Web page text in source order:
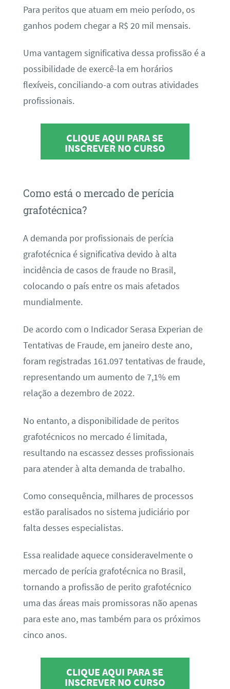
Para peritos que atuam em meio período, os
ganhos podem chegar a R$ 20 mil mensais.
Uma vantagem significativa dessa profissão é a
possibilidade de exercê-la em horários
flexíveis, conciliando-a com outras atividades
profissionais.
CLIQUE AQUI PARA SE
INSCREVER NO CURSO
Como está o mercado de perícia
grafotécnica?
A demanda por profissionais de perícia
grafotécnica é significativa devido à alta
incidência de casos de fraude no Brasil,
colocando o país entre os mais afetados
mundialmente.
De acordo com o Indicador Serasa Experian de
Tentativas de Fraude, em janeiro deste ano,
foram registradas 161.097 tentativas de fraude,
representando um aumento de 7,1% em
relação a dezembro de 2022.
No entanto, a disponibilidade de peritos
grafotécnicos no mercado é limitada,
resultando na escassez desses profissionais
para atender à alta demanda de trabalho.
Como consequência, milhares de processos
estão paralisados no sistema judiciário por
falta desses especialistas.
Essa realidade aquece consideravelmente o
mercado de perícia grafotécnica no Brasil,
tornando a profissão de perito grafotécnico
uma das áreas mais promissoras não apenas
para este ano, mas também para os próximos
cinco anos.
CLIQUE AQUI PARA SE
INSCREVER NO CURSO